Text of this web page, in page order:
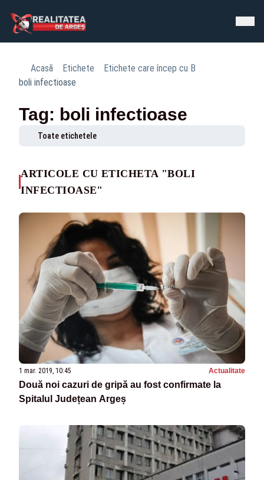
Acasă Etichete
Etichete care încep cu B
boli infectioase
Tag: boli infectioase
Toate etichetele
ARTICOLE CU ETICHETA "BOLI
INFECTIOASE"
1 mar. 2019, 10:45 Actualitate
Două noi cazuri de gripă au fost confirmate la
Spitalul Județean Argeș